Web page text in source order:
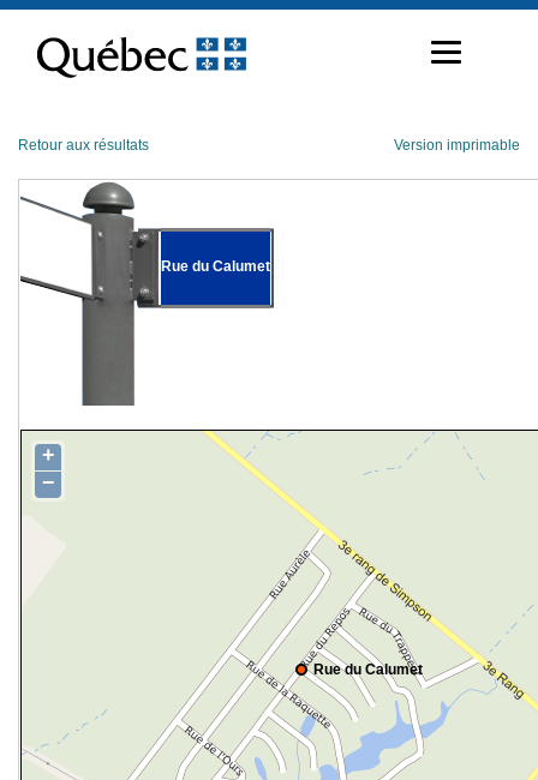
contenu
Retour aux résultats Version imprimable
Rue du Calumet
Rue du Calumet
+
−